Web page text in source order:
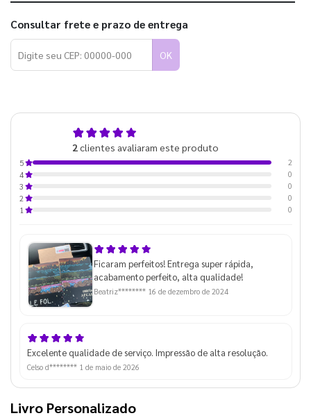
Consultar frete e prazo de entrega
OK
2clientes avaliaram este produto
5
2
4
0
3
0
2
0
1
0
Ficaram perfeitos! Entrega super rápida,
acabamento perfeito, alta qualidade!
Beatriz******** 16 de dezembro de 2024
Excelente qualidade de serviço. Impressão de alta resolução.
Celso d******** 1 de maio de 2026
Livro Personalizado